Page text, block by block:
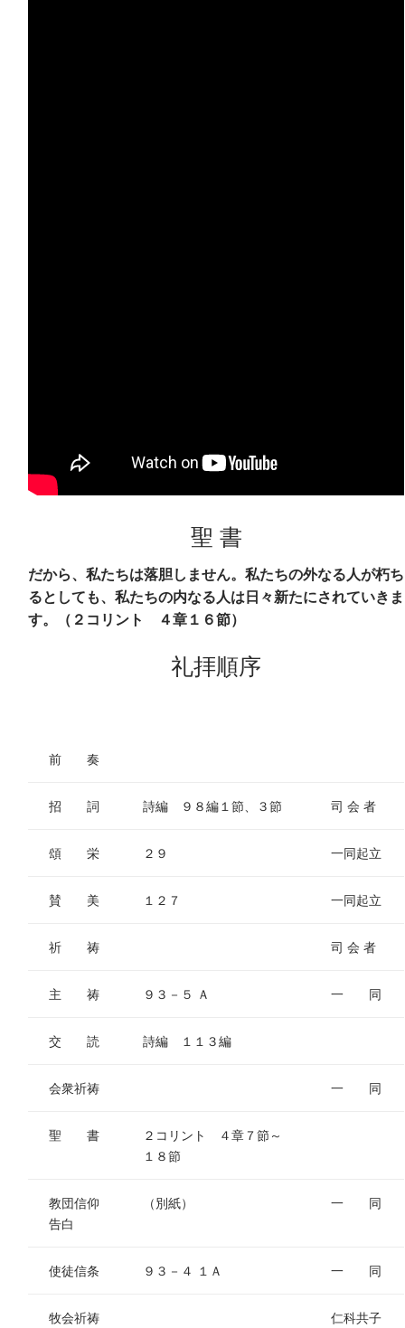
聖 書
だから、私たちは落胆しません。私たちの外なる人が朽ち
るとしても、私たちの内なる人は日々新たにされていきま
す。（２コリント ４章１６節）
礼拝順序
前 奏
招 詞 詩編 ９８編１節、３節 司 会 者
頌 栄 ２９ 一同起立
賛 美 １２７ 一同起立
祈 祷 司 会 者
主 祷 ９３－５ Ａ 一 同
交 読 詩編 １１３編
会衆祈祷 一 同
聖 書
２コリント ４章７節～
１８節
教団信仰
告白
（別紙） 一 同
使徒信条 ９３－４ １Ａ 一 同
牧会祈祷 仁科共子